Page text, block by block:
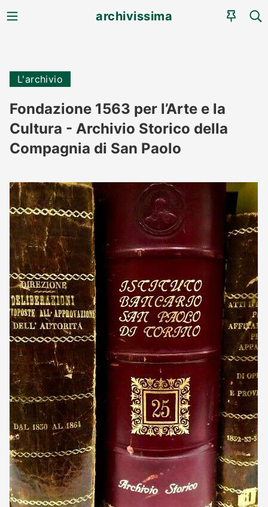
MENU archivissima
L'archivio
Fondazione 1563 per l’Arte e la
Cultura - Archivio Storico della
Compagnia di San Paolo